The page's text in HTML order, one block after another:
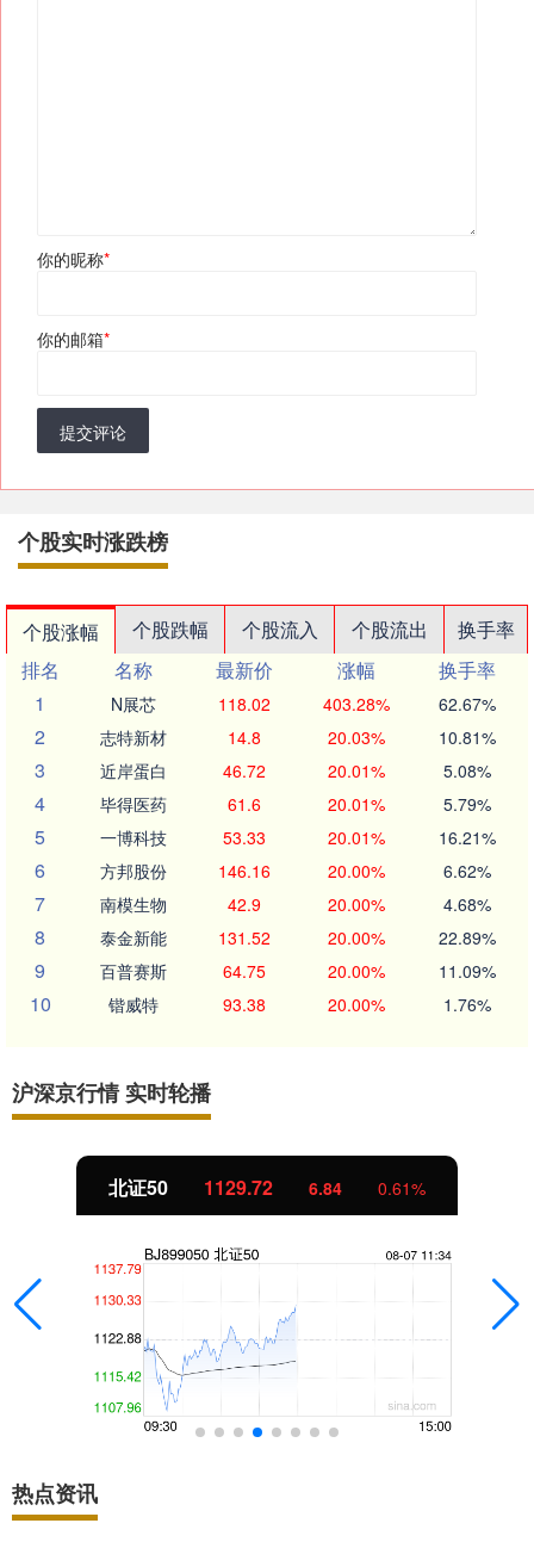
你的昵称*
你的邮箱*
提交评论
个股实时涨跌榜
个股涨幅 个股跌幅 个股流入 个股流出
换手率
排名
名称 最新价 涨幅
换手率
1
N展芯 118.02 403.28% 62.67%
2 志特新材 14.8 20.03% 10.81%
3 近岸蛋白 46.72 20.01% 5.08%
4 毕得医药 61.6 20.01% 5.79%
5 一博科技 53.33 20.01% 16.21%
6 方邦股份 146.16 20.00% 6.62%
7 南模生物 42.9 20.00% 4.68%
8 泰金新能 131.52 20.00% 22.89%
9 百普赛斯 64.75 20.00% 11.09%
10 锴威特 93.38 20.00% 1.76%
沪深京行情 实时轮播
北证50 1129.72 6.84 0.61%
热点资讯